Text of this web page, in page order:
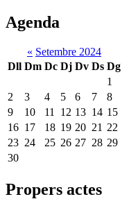
Agenda
« Setembre 2024
Dll Dm Dc Dj Dv Ds Dg
1
2
3 4 5 6 7
8
9
10 11 12 13 14 15
16 17 18 19 20 21 22
23 24 25 26 27 28 29
30
Propers actes